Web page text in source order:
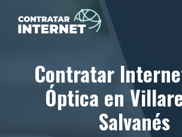
Contratar
Óptica en
Salvanés